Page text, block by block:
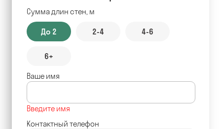
Сумма длин стен, м
До 2 2-4 4-6
6+
Ваше имя
Введите имя
Контактный телефон